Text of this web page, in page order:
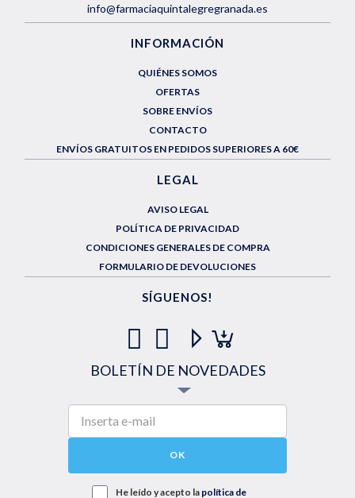
info@farmaciaquintalegregranada.es
INFORMACIÓN
QUIÉNES SOMOS
OFERTAS
SOBRE ENVÍOS
CONTACTO
ENVÍOS GRATUITOS EN PEDIDOS SUPERIORES A 60€
LEGAL
AVISO LEGAL
POLÍTICA DE PRIVACIDAD
CONDICIONES GENERALES DE COMPRA
FORMULARIO DE DEVOLUCIONES
SÍGUENOS!
BOLETÍN DE NOVEDADES
OK
He leído y acepto la política de